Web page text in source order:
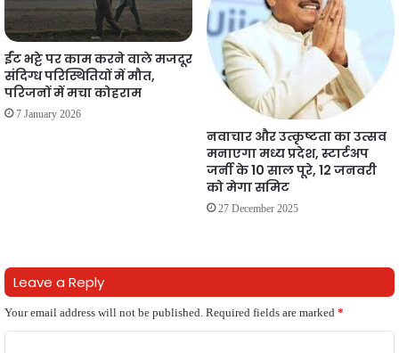
ईंट भट्टे पर काम करने वाले मजदूर
संदिग्ध परिस्थितियों में मौत,
परिजनों में मचा कोहराम
7 January 2026
नवाचार और उत्कृष्टता का उत्सव
मनाएगा मध्य प्रदेश, स्टार्टअप
जर्नी के 10 साल पूरे, 12 जनवरी
को मेगा समिट
27 December 2025
Leave a Reply
Your email address will not be published. Required fields are marked *